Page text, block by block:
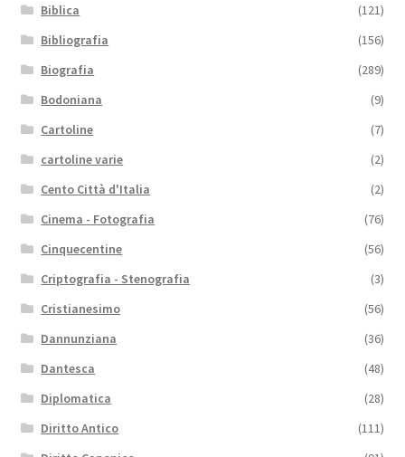
Biblica
(121)
Bibliografia
(156)
Biografia
(289)
Bodoniana
(9)
Cartoline
(7)
cartoline varie
(2)
Cento Città d'Italia
(2)
Cinema - Fotografia
(76)
Cinquecentine
(56)
Criptografia - Stenografia
(3)
Cristianesimo
(56)
Dannunziana
(36)
Dantesca
(48)
Diplomatica
(28)
Diritto Antico
(111)